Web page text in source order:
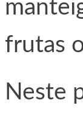
frutas
Neste